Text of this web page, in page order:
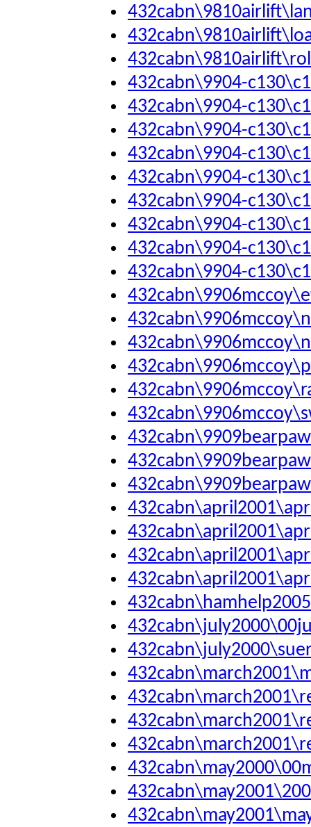
432cabn\9904-
432cabn\9904-
432cabn\9904-
432cabn\9904-
432cabn\9904-
432cabn\9904-
432cabn\9904-
432cabn\9904-
432cabn\9904-